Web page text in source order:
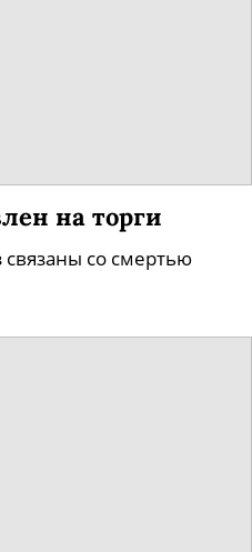
на торги
связаны со смертью